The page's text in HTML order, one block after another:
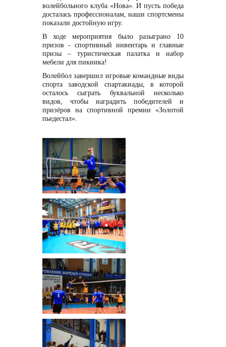
волейбольного клуба «Нова». И пусть победа
досталась профессионалам, наши спортсмены
показали достойную игру.
В ходе мероприятия было разыграно 10
призов - спортивный инвентарь и главные
призы – туристическая палатка и набор
мебели для пикника!
Волейбол завершил игровые командные виды
спорта заводской спартакиады, в которой
осталось сыграть буквальной несколько
видов, чтобы наградить победителей и
призёров на спортивной премии «Золотой
пьедестал».